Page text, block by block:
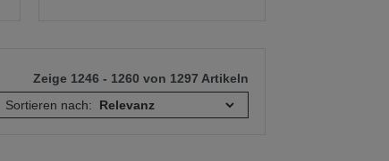
Zeige 1246 - 1260 von 1297 Artikeln
Sortieren nach: